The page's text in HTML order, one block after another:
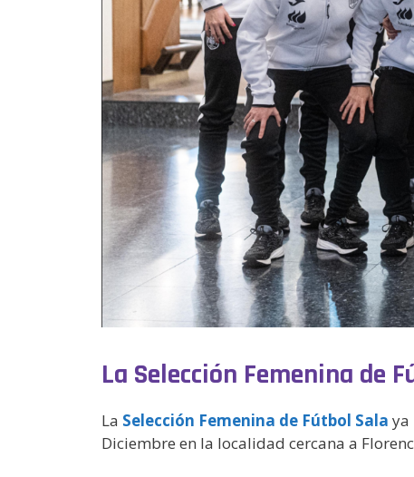
La Selección Femenina de
La Selección Femenina de Fútbol Sala ya
Diciembre en la localidad cercana a